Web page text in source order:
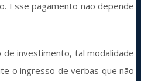
Esse pagamento não depende
investimento, tal modalidade
o ingresso de verbas que não